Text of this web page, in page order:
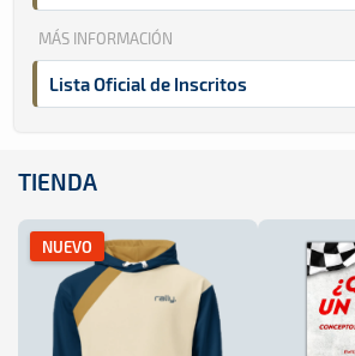
MÁS INFORMACIÓN
Lista Oficial de Inscritos
TIENDA
NUEVO